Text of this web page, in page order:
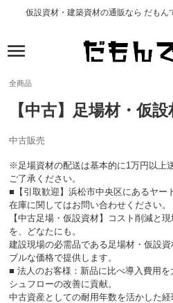
仮設資材・建築資材の通販なら だもん
全商品
【中古】足場材・仮
中古販売
※足場資材の配送は基本的に1万円以上
ご了承ください。
■【引取歓迎】浜松市中央区にあるヤー
在庫に関してはお問い合わせください。
【中古足場・仮設資材】コスト削減と
を、どなたにも。
建設現場の必需品である足場材・仮設
ブルな価格で提供します。
■ 法人のお客様：新品に比べ導入費用
シュフローの改善に貢献。
中古資産としての耐用年数を活かした